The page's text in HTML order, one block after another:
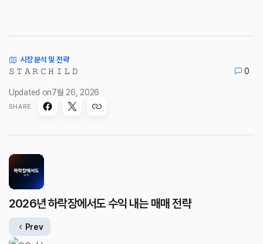
시장 분석 및 전략
𝚂 𝚃 𝙰 𝚁 𝙲 𝙷 𝙸 𝙻 𝙳 0
Updated on7월 26, 2026
SHARE
2026년 하락장에서도 수익 내는 매매 전략
Prev